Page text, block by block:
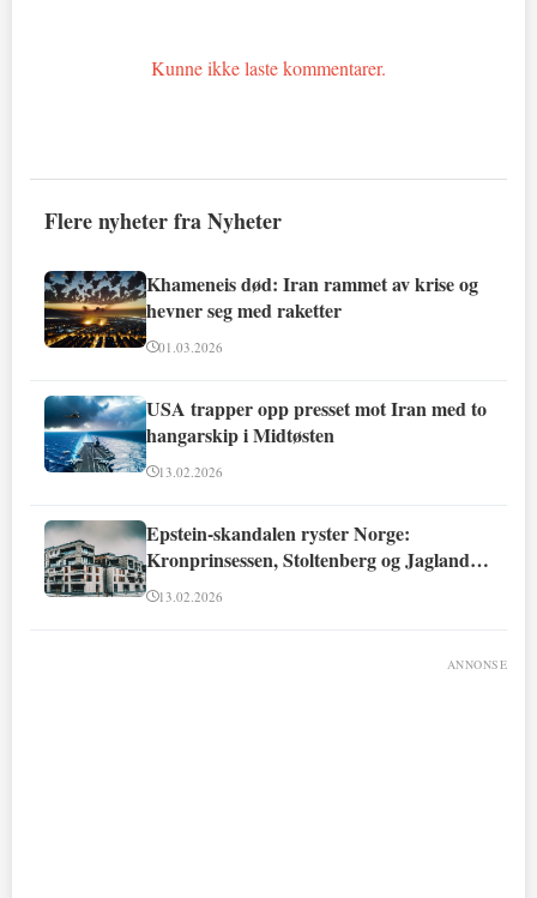
Kunne ikke laste kommentarer.
Flere nyheter fra Nyheter
Khameneis død: Iran rammet av krise og
hevner seg med raketter
01.03.2026
USA trapper opp presset mot Iran med to
hangarskip i Midtøsten
13.02.2026
Epstein-skandalen ryster Norge:
Kronprinsessen, Stoltenberg og Jagland
involvert
13.02.2026
ANNONSE